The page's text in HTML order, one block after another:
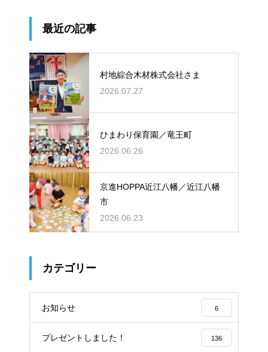
最近の記事
村地綜合木材株式会社さま
2026.07.27
ひまわり保育園／竜王町
2026.06.26
京進HOPPA近江八幡／近江八幡
市
2026.06.23
カテゴリー
お知らせ 6
プレゼントしました！ 136